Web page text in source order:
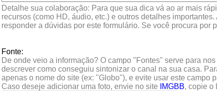
Detalhe sua colaboração: Para que sua dica vá ao ar mais
recursos (como HD, áudio, etc.) e outros detalhes
responder a dúvidas por este formulário. Se você procura
Fonte:
De onde veio a informação? O campo "Fontes" serve para
descrever como conseguiu sintonizar o canal na sua casa.
apenas o nome do site (ex: "Globo"), e evite usar este campo
Caso deseje adicionar uma foto, envie no site
IMGBB, copie o